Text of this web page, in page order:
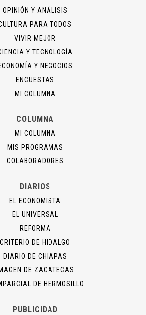
OPINIÓN Y ANÁLISIS
PARA TODOS
VIVIR MEJOR
Y TECNOLOGÍA
Y NEGOCIOS
ENCUESTAS
MI COLUMNA
COLUMNA
MI COLUMNA
MIS PROGRAMAS
COLABORADORES
DIARIOS
EL ECONOMISTA
EL UNIVERSAL
REFORMA
CRITERIO DE HIDALGO
DIARIO DE CHIAPAS
IMAGEN DE ZACATECAS
DE HERMOSILLO
PUBLICIDAD